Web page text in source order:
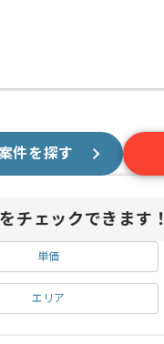
件を探す
チェックできます！
単価
エリア